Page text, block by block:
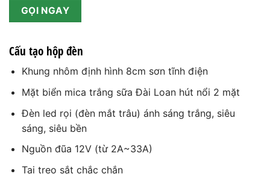
GỌI NGAY
Cấu tạo hộp đèn
Khung nhôm định hình 8cm sơn tĩnh điện
Mặt biển mica trắng sữa Đài Loan hút nổi 2 mặt
Đèn led rọi (đèn mắt trâu) ánh sáng trắng, siêu
sáng, siêu bền
Nguồn đũa 12V (từ 2A~33A)
Tai treo sắt chắc chắn